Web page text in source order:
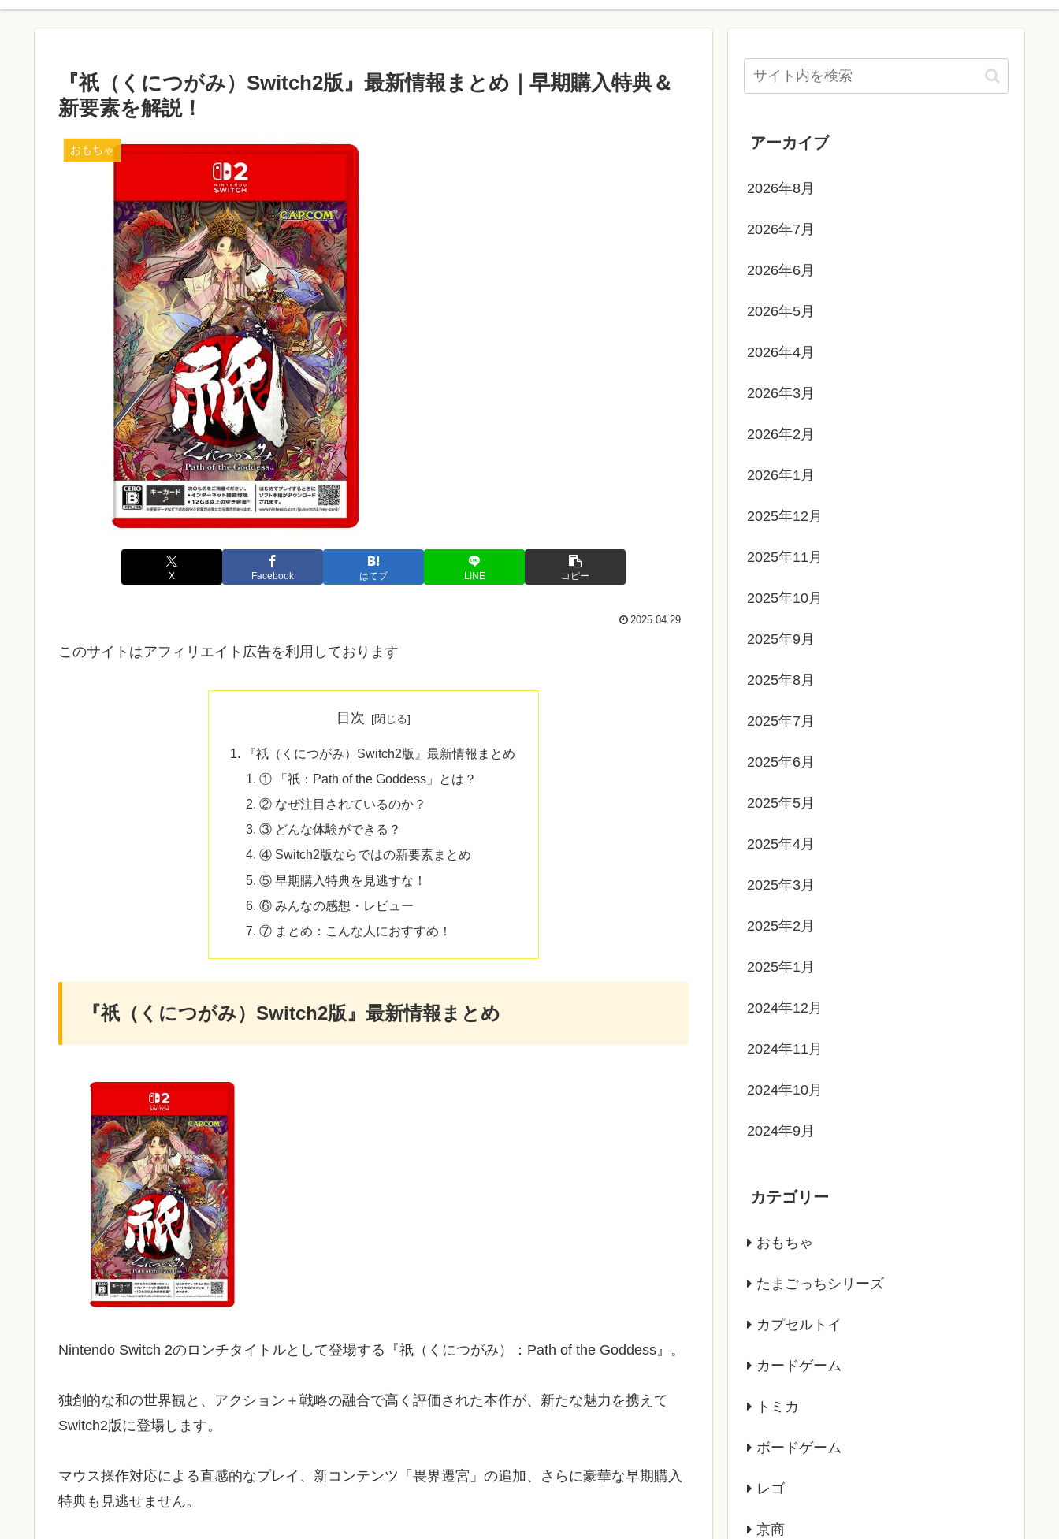
『祇（くにつがみ）Switch2版』最新情報まとめ｜早期購入特典＆
新要素を解説！
おもちゃ
X Facebook はてブ LINE コピー
2025.04.29
このサイトはアフィリエイト広告を利用しております
目次
『祇（くにつがみ）Switch2版』最新情報まとめ
① 「祇：Path of the Goddess」とは？
② なぜ注目されているのか？
③ どんな体験ができる？
④ Switch2版ならではの新要素まとめ
⑤ 早期購入特典を見逃すな！
⑥ みんなの感想・レビュー
⑦ まとめ：こんな人におすすめ！
『祇（くにつがみ）Switch2版』最新情報まとめ
Nintendo Switch 2のロンチタイトルとして登場する『祇（くにつがみ）：Path of the Goddess』。
独創的な和の世界観と、アクション＋戦略の融合で高く評価された本作が、新たな魅力を携えて
Switch2版に登場します。
マウス操作対応による直感的なプレイ、新コンテンツ「畏界遷宮」の追加、さらに豪華な早期購入
特典も見逃せません。
アーカイブ
2026年8月
2026年7月
2026年6月
2026年5月
2026年4月
2026年3月
2026年2月
2026年1月
2025年12月
2025年11月
2025年10月
2025年9月
2025年8月
2025年7月
2025年6月
2025年5月
2025年4月
2025年3月
2025年2月
2025年1月
2024年12月
2024年11月
2024年10月
2024年9月
カテゴリー
おもちゃ
たまごっちシリーズ
カプセルトイ
カードゲーム
トミカ
ボードゲーム
レゴ
京商